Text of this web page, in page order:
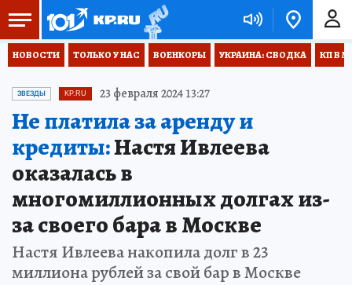
НОВОСТИ ТОЛЬКО У НАС ВОЕНКОРЫ УКРАИНА: СВОДКА КП В
ЗВЕЗДЫ KP.RU 23 февраля 2024 13:27
Не платила за аренду и
кредиты:Настя Ивлеева
оказалась в
многомиллионных долгах из-
за своего бара в Москве
Настя Ивлеева накопила долг в 23
миллиона рублей за свой бар в Москве